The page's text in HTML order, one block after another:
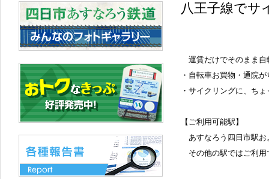
八王子線でサ
運賃だけでそのまま自
・自転車お買物・通院
・サイクリングに、ち
【ご利用可能駅】
あすなろう四日市駅お
その他の駅ではご利用